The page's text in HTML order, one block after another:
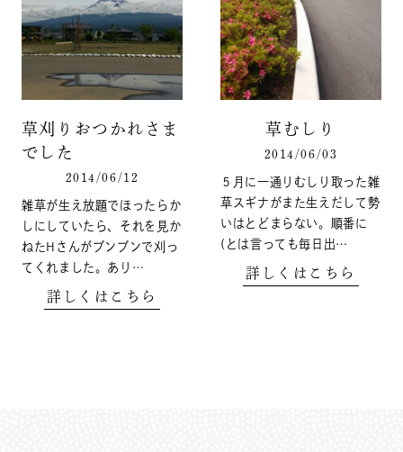
草刈りおつかれさま
でした
2014/06/12
雑草が生え放題でほったらか
しにしていたら、それを見か
ねたHさんがブンブンで刈っ
てくれました。あり…
詳しくはこちら
草むしり
2014/06/03
５月に一通りむしり取った雑
草スギナがまた生えだして勢
いはとどまらない。順番に
(とは言っても毎日出…
詳しくはこちら